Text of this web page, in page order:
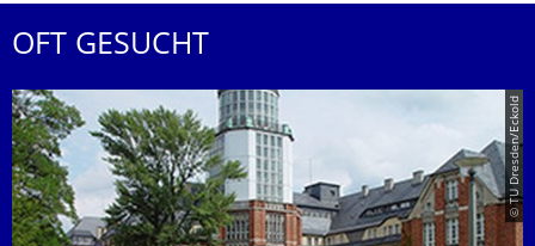
OFT GESUCHT
© TU Dresden/Eckold